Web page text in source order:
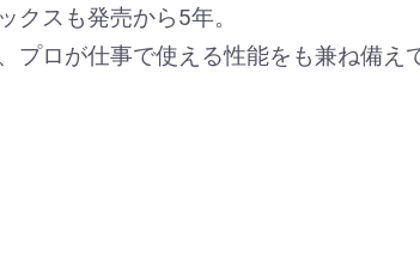
クスも発売から5年。
プロが仕事で使える性能をも兼ね備え